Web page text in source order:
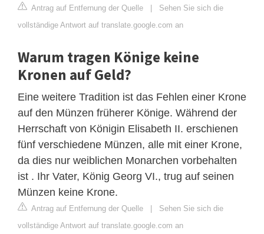
Antrag auf Entfernung der Quelle | Sehen Sie sich die
vollständige Antwort auf translate.google.com an
Warum tragen Könige keine
Kronen auf Geld?
Eine weitere Tradition ist das Fehlen einer Krone
auf den Münzen früherer Könige. Während der
Herrschaft von Königin Elisabeth II. erschienen
fünf verschiedene Münzen, alle mit einer Krone,
da dies nur weiblichen Monarchen vorbehalten
ist . Ihr Vater, König Georg VI., trug auf seinen
Münzen keine Krone.
Antrag auf Entfernung der Quelle | Sehen Sie sich die
vollständige Antwort auf translate.google.com an